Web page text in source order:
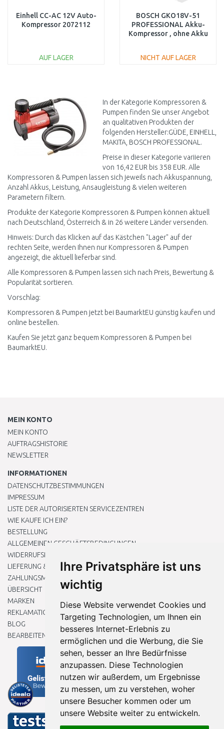
Ihre Privatsphäre ist uns
wichtig
Diese Website verwendet Cookies und
Targeting Technologien, um Ihnen ein
besseres Internet-Erlebnis zu
ermöglichen und die Werbung, die Sie
sehen, besser an Ihre Bedürfnisse
anzupassen. Diese Technologien
nutzen wir außerdem, um Ergebnisse
zu messen, um zu verstehen, woher
unsere Besucher kommen oder um
unsere Website weiter zu entwickeln.
Einhell CC-AC 12V Auto-
Kompressor 2072112
AUF LAGER
Vergleichen
BOSCH GKO18V-51
PROFESSIONAL Akku-
Kompressor , ohne Akku
NICHT AUF LAGER
Vergleichen
In der Kategorie Kompressoren &
Pumpen finden Sie unser Angebot
an qualitativen Produkten der
folgenden Hersteller:GÜDE, EINHELL,
MAKITA, BOSCH PROFESSIONAL.
Preise in dieser Kategorie variieren
von 16,42 EUR bis 358 EUR. Alle
Kompressoren & Pumpen lassen sich jeweils nach Akkuspannung,
Anzahl Akkus, Leistung, Ansaugleistung & vielen weiteren
Parametern filtern.
Produkte der Kategorie Kompressoren & Pumpen können aktuell
nach Deutschland, Österreich & in 26 weitere Länder versenden.
Hinweis: Durch das Klicken auf das Kästchen "Lager" auf der
rechten Seite, werden Ihnen nur Kompressoren & Pumpen
angezeigt, die aktuell lieferbar sind.
Alle Kompressoren & Pumpen lassen sich nach Preis, Bewertung &
Popularität sortieren.
Vorschlag:
Kompressoren & Pumpen jetzt bei BaumarktEU günstig kaufen und
online bestellen.
Kaufen Sie jetzt ganz bequem Kompressoren & Pumpen bei
BaumarktEU.
MEIN KONTO
MEIN KONTO
AUFTRAGSHISTORIE
NEWSLETTER
INFORMATIONEN
DATENSCHUTZBESTIMMUNGEN
IMPRESSUM
LISTE DER AUTORISIERTEN SERVICEZENTREN
WIE KAUFE ICH EIN?
BESTELLUNG
ALLGEMEINEN GESCHÄFTSBEDINGUNGEN
WIDERRUFSRECHT
LIEFERUNG & ZAHLUNG
ZAHLUNGSMETHODEN
ÜBERSICHT
MARKEN
REKLAMATIONEN UND RETOUREN
BLOG
BEARBEITEN SIE MEINE COOKIE-EINSTELLUNGEN